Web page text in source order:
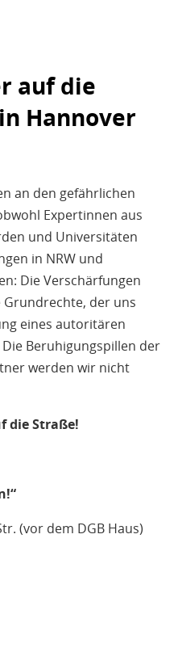
auf die
Hannover
an den gefährlichen
Expertinnen aus
und Universitäten
in NRW und
Die Verschärfungen
der uns
eines autoritären
Beruhigungspillen der
werden wir nicht
die Straße!
(vor dem DGB Haus)